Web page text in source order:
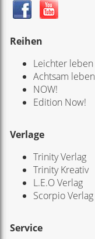
Reihen
Leichter leben
Achtsam leben
NOW!
Edition Now!
Verlage
Trinity Verlag
Trinity Kreativ
L.E.O Verlag
Scorpio Verlag
Service